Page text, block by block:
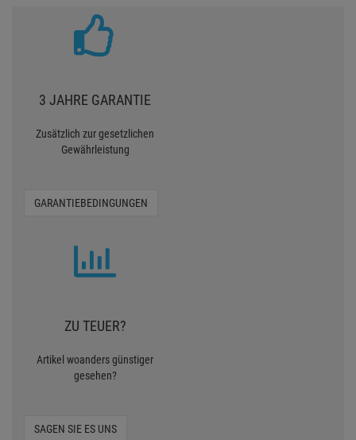
3 JAHRE GARANTIE
Zusätzlich zur gesetzlichen
Gewährleistung
GARANTIEBEDINGUNGEN
ZU TEUER?
Artikel woanders günstiger
gesehen?
SAGEN SIE ES UNS